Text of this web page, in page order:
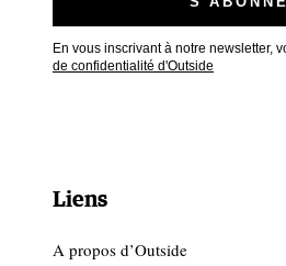
En vous inscrivant à notre newsletter,
de confidentialité d'Outside
Liens
A propos d’Outside